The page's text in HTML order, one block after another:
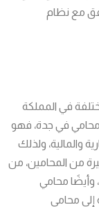
مع نظام
في المملكة
في جدة، فهو
والمالية، ولذلك
من المحامين، من
محامي
محامي